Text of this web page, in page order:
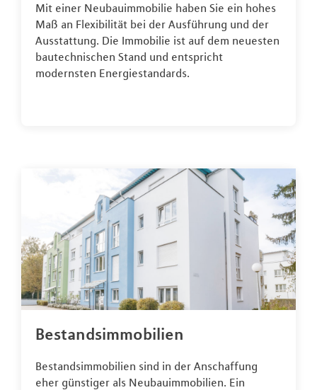
Mit einer Neubauimmobilie haben Sie ein hohes
Maß an Flexibilität bei der Ausführung und der
Ausstattung. Die Immobilie ist auf dem neuesten
bautechnischen Stand und entspricht
modernsten Energiestandards.
Bestandsimmobilien
Bestandsimmobilien sind in der Anschaffung
eher günstiger als Neubauimmobilien. Ein